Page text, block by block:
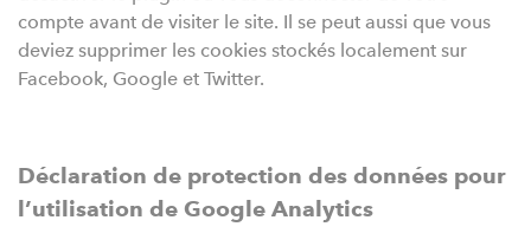
compte avant de visiter le site. Il se peut aussi que vous
deviez supprimer les cookies stockés localement sur
Facebook, Google et Twitter.
Déclaration de protection des données pour
l’utilisation de Google Analytics